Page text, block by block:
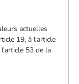
actuelles
19, à l'article
53 de la